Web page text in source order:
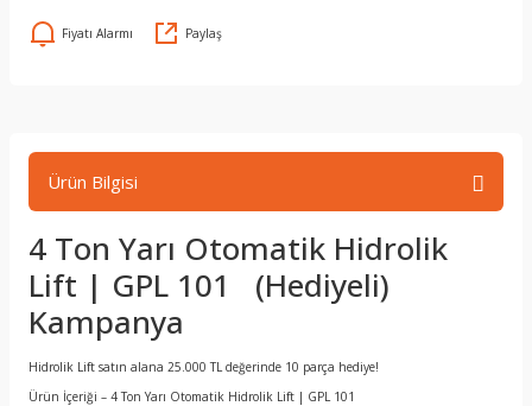
Fiyatı Alarmı Paylaş
Ürün Bilgisi
4 Ton Yarı Otomatik Hidrolik
Lift | GPL 101 (Hediyeli)
Kampanya
Hidrolik Lift satın alana 25.000 TL değerinde 10 parça hediye!
Ürün İçeriği – 4 Ton Yarı Otomatik Hidrolik Lift | GPL 101